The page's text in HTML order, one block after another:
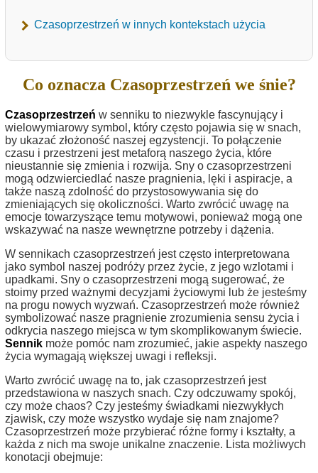
Czasoprzestrzeń w innych kontekstach użycia
Co oznacza Czasoprzestrzeń we śnie?
Czasoprzestrzeń w senniku to niezwykle fascynujący i
wielowymiarowy symbol, który często pojawia się w snach,
by ukazać złożoność naszej egzystencji. To połączenie
czasu i przestrzeni jest metaforą naszego życia, które
nieustannie się zmienia i rozwija. Sny o czasoprzestrzeni
mogą odzwierciedlać nasze pragnienia, lęki i aspiracje, a
także naszą zdolność do przystosowywania się do
zmieniających się okoliczności. Warto zwrócić uwagę na
emocje towarzyszące temu motywowi, ponieważ mogą one
wskazywać na nasze wewnętrzne potrzeby i dążenia.
W sennikach czasoprzestrzeń jest często interpretowana
jako symbol naszej podróży przez życie, z jego wzlotami i
upadkami. Sny o czasoprzestrzeni mogą sugerować, że
stoimy przed ważnymi decyzjami życiowymi lub że jesteśmy
na progu nowych wyzwań. Czasoprzestrzeń może również
symbolizować nasze pragnienie zrozumienia sensu życia i
odkrycia naszego miejsca w tym skomplikowanym świecie.
Sennik może pomóc nam zrozumieć, jakie aspekty naszego
życia wymagają większej uwagi i refleksji.
Warto zwrócić uwagę na to, jak czasoprzestrzeń jest
przedstawiona w naszych snach. Czy odczuwamy spokój,
czy może chaos? Czy jesteśmy świadkami niezwykłych
zjawisk, czy może wszystko wydaje się nam znajome?
Czasoprzestrzeń może przybierać różne formy i kształty, a
każda z nich ma swoje unikalne znaczenie. Lista możliwych
konotacji obejmuje: